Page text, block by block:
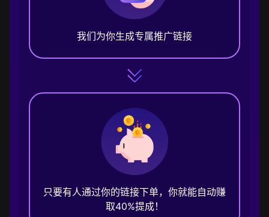
我们为你生成专属推广链接
只要有人通过你的链接下单，你就能自动赚
取40%提成！